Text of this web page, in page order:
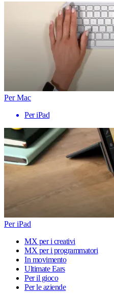
Per Mac
Per iPad
Per iPad
MX per i creativi
MX per i programmatori
In movimento
Ultimate Ears
Per il gioco
Per le aziende